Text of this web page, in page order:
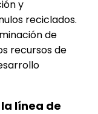
y
reciclados.
de
recursos de
línea de